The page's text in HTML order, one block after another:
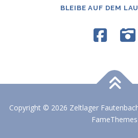
BLEIBE AUF DEM
Copyright © 2026 Zeltlager
FameThemes